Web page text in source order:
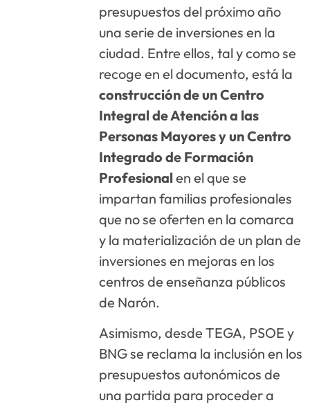
presupuestos del próximo año
una serie de inversiones en la
ciudad. Entre ellos, tal y como se
recoge en el documento, está la
construcción de un Centro
Integral de Atención a las
Personas Mayores y un Centro
Integrado de Formación
Profesionalen el que se
impartan familias profesionales
que no se oferten en la comarca
y la materialización de un plan de
inversiones en mejoras en los
centros de enseñanza públicos
de Narón.
Asimismo, desde TEGA, PSOE y
BNG se reclama la inclusión en los
presupuestos autonómicos de
una partida para proceder a